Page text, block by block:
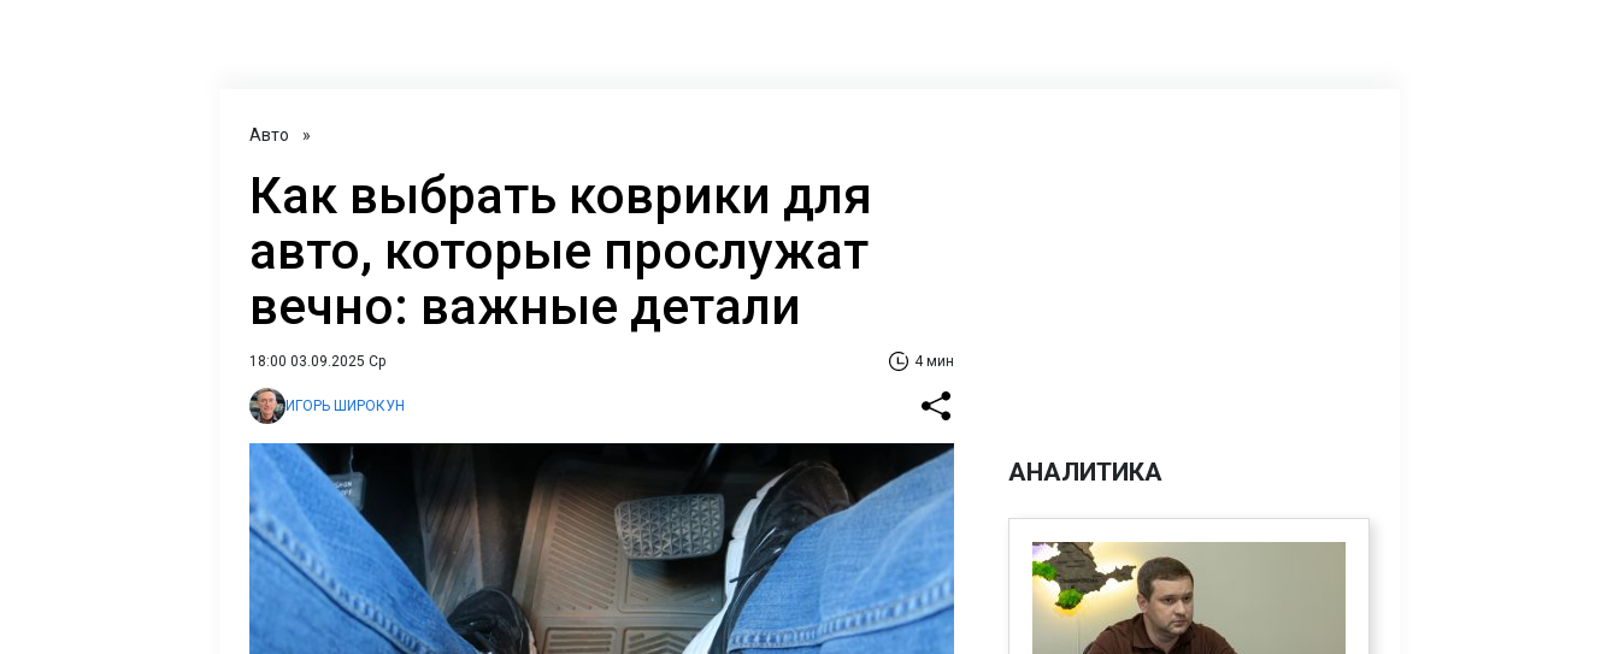
Авто »
Как выбрать коврики для
авто, которые прослужат
вечно: важные детали
18:00 03.09.2025 Ср 4 мин
ИГОРЬ ШИРОКУН
АНАЛИТИКА